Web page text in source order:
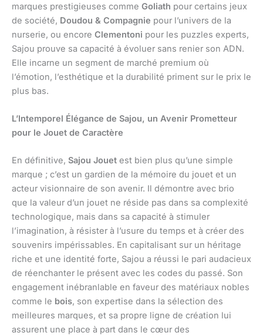
marques prestigieuses comme Goliath pour certains jeux
de société, Doudou & Compagnie pour l’univers de la
nurserie, ou encore Clementoni pour les puzzles experts,
Sajou prouve sa capacité à évoluer sans renier son ADN.
Elle incarne un segment de marché premium où
l’émotion, l’esthétique et la durabilité priment sur le prix le
plus bas.
L’Intemporel Élégance de Sajou, un Avenir Prometteur
pour le Jouet de Caractère
En définitive, Sajou Jouet est bien plus qu’une simple
marque ; c’est un gardien de la mémoire du jouet et un
acteur visionnaire de son avenir. Il démontre avec brio
que la valeur d’un jouet ne réside pas dans sa complexité
technologique, mais dans sa capacité à stimuler
l’imagination, à résister à l’usure du temps et à créer des
souvenirs impérissables. En capitalisant sur un héritage
riche et une identité forte, Sajou a réussi le pari audacieux
de réenchanter le présent avec les codes du passé. Son
engagement inébranlable en faveur des matériaux nobles
comme le bois, son expertise dans la sélection des
meilleures marques, et sa propre ligne de création lui
assurent une place à part dans le cœur des